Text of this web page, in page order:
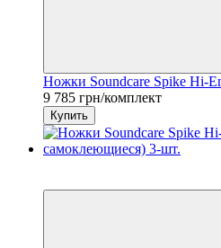
Ножки Soundcare Spike Hi-
9 785 грн/комплект
Купить